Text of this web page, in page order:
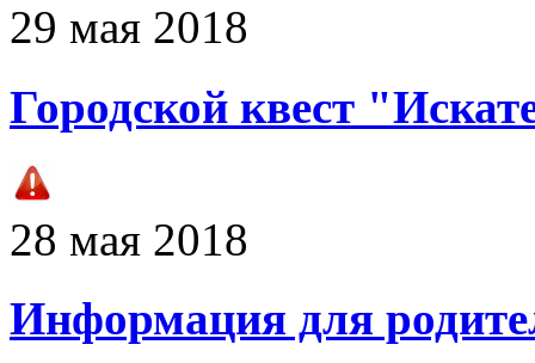
29 мая 2018
Городской квест
28 мая 2018
Информация для